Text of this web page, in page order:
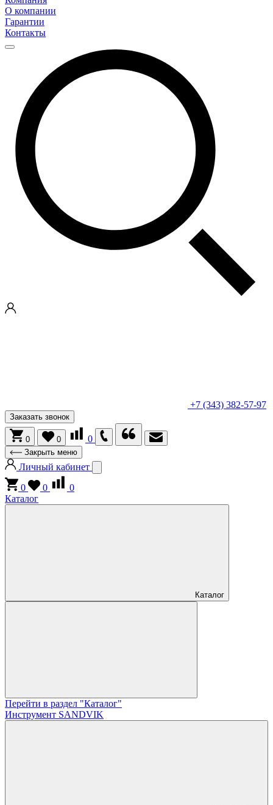
О компании
Гарантии
Контакты
+7 (343) 382-57-97
Заказать звонок
0 0 0
Закрыть меню
Личный кабинет
0
0
0
Каталог
Каталог
Перейти в раздел "Каталог"
Инструмент SANDVIK